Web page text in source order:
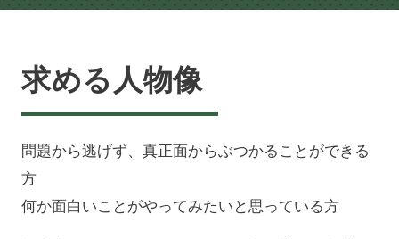
求める人物像
問題から逃げず、真正面からぶつかることができる
方
何か面白いことがやってみたいと思っている方